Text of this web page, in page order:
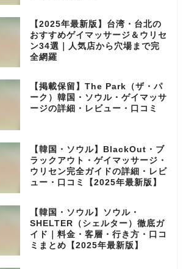
【2025年最新版】台湾・台北の
おすすめゲイマッサージ＆ウリセ
ン34選｜人気店から穴場まで完
全網羅
【掲載保留】The Park（ザ・パ
ーク）韓国・ソウル・ゲイマッサ
ージの詳細・レビュー・口コミ
【韓国・ソウル】BlackOut・ブ
ラックアウト・ゲイマッサージ・
ウリセン完全ガイドの詳細・レビ
ュー・口コミ【2025年最新版】
【韓国・ソウル】ソウル・
SHELTER（シェルター）徹底ガ
イド｜料金・客層・行き方・口コ
ミまとめ【2025年最新版】